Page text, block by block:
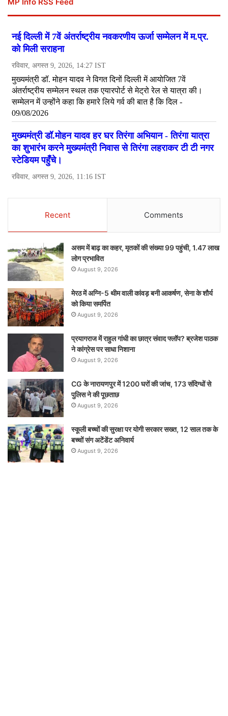
Recent Comments
असम में बाढ़ का कहर, मृतकों की संख्या 99 पहुंची, 1.47 लाख
लोग प्रभावित
August 9, 2026
मेरठ में अग्नि-5 थीम वाली कांवड़ बनी आकर्षण, सेना के शौर्य
को किया समर्पित
August 9, 2026
प्रयागराज में राहुल गांधी का छात्र संवाद फ्लॉप? ब्रजेश पाठक
ने कांग्रेस पर साधा निशाना
August 9, 2026
CG के नारायणपुर में 1200 घरों की जांच, 173 संदिग्धों से
पुलिस ने की पूछताछ
August 9, 2026
स्कूली बच्चों की सुरक्षा पर योगी सरकार सख्त, 12 साल तक के
बच्चों संग अटेंडेंट अनिवार्य
August 9, 2026